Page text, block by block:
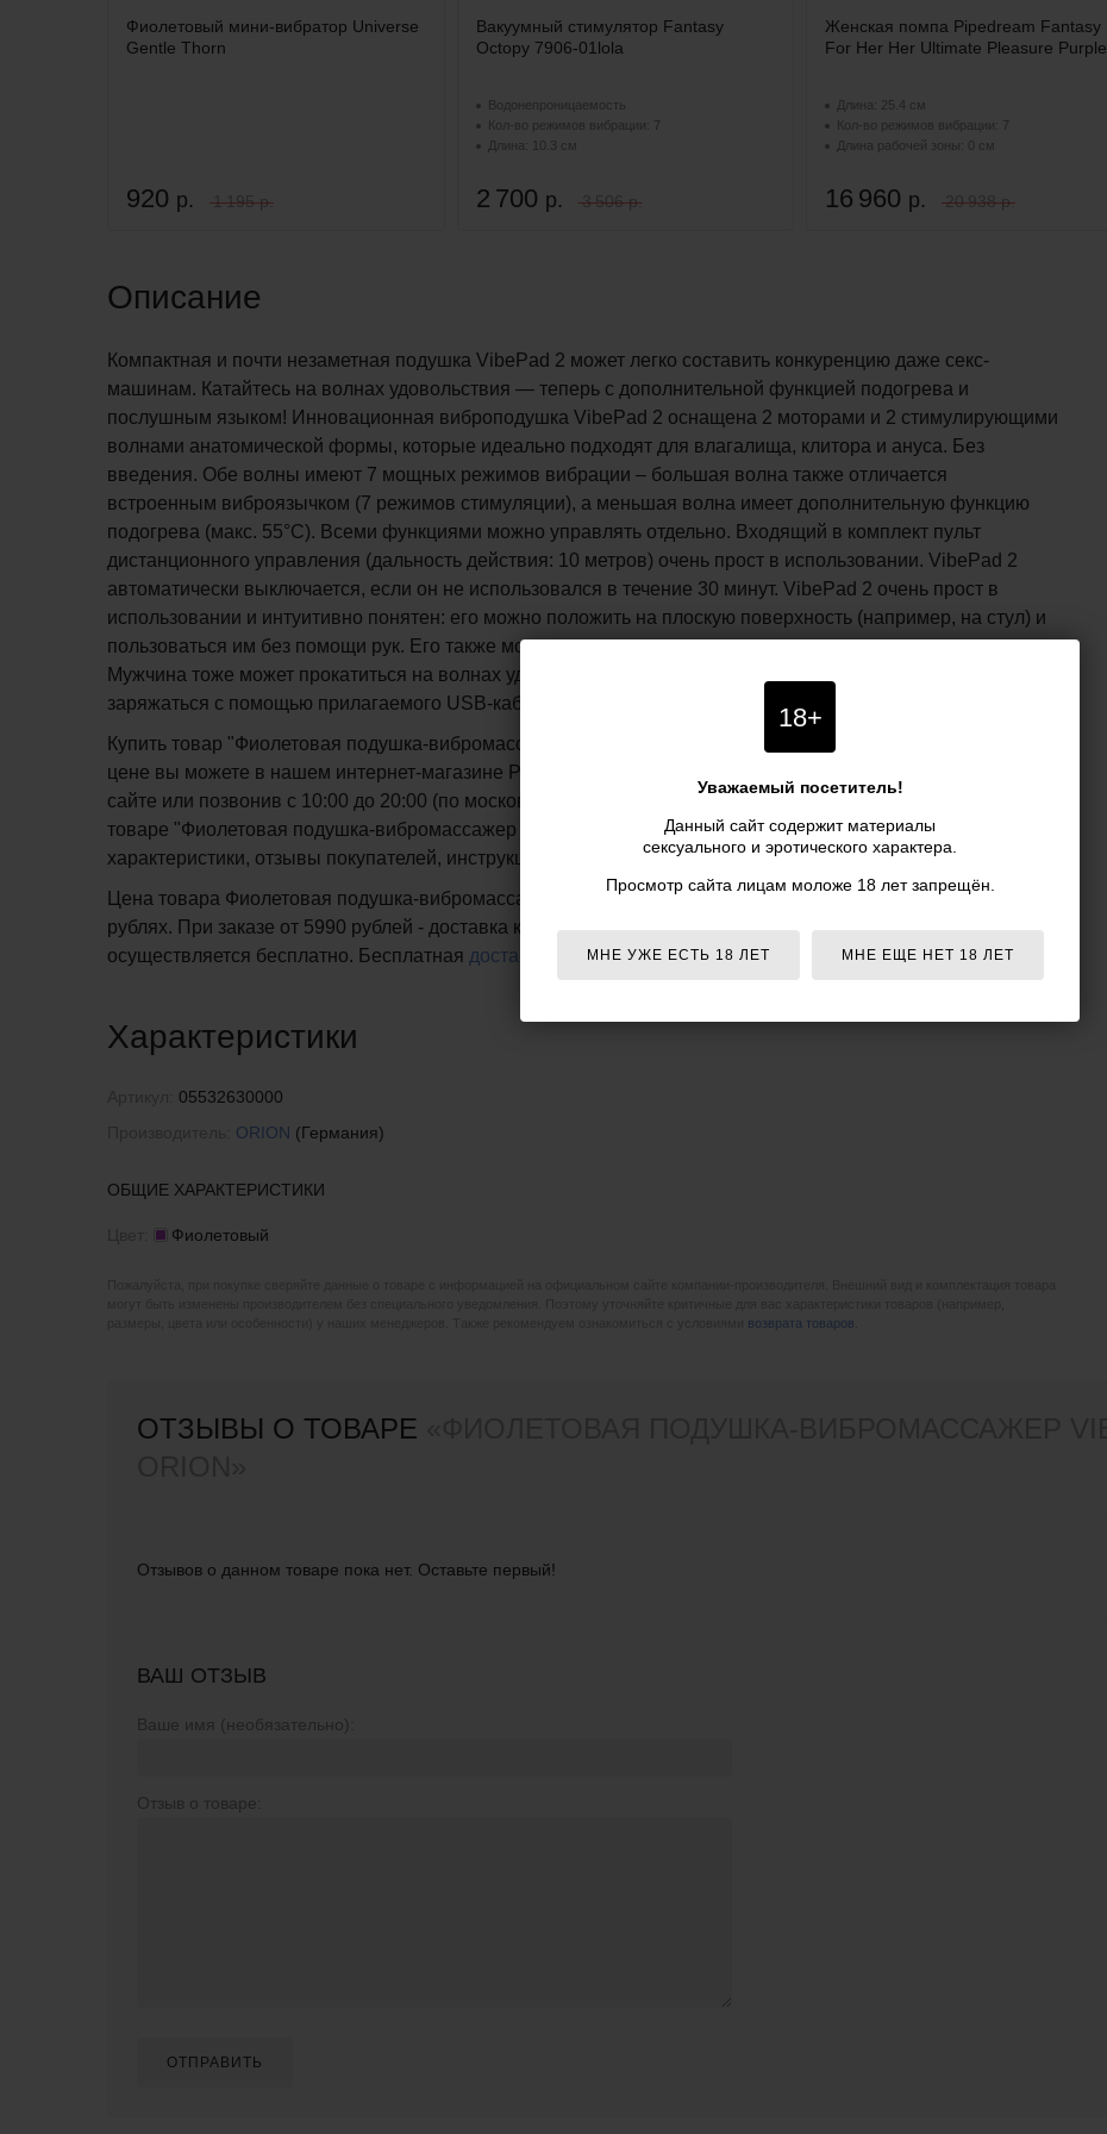
18+
Уважаемый посетитель!
Данный сайт содержит материалы
сексуального и эротического характера.
Просмотр сайта лицам моложе 18 лет запрещён.
МНЕ УЖЕ ЕСТЬ 18 ЛЕТ МНЕ ЕЩЕ НЕТ 18 ЛЕТ
Фиолетовый мини-вибратор Universe
Gentle Thorn
920 р. 1 195 р.
Вакуумный стимулятор Fantasy
Octopy 7906-01lola
Водонепроницаемость
Кол-во режимов вибрации: 7
Длина: 10.3 см
2 700 р. 3 506 р.
Женская помпа Pipedream Fantasy
For Her Her Ultimate Pleasure Purple
Длина: 25.4 см
Кол-во режимов вибрации: 7
Длина рабочей зоны: 0 см
16 960 р. 20 938 р.
Описание
Компактная и почти незаметная подушка VibePad 2 может легко составить конкуренцию даже секс-
машинам. Катайтесь на волнах удовольствия — теперь с дополнительной функцией подогрева и
послушным языком! Инновационная виброподушка VibePad 2 оснащена 2 моторами и 2 стимулирующими
волнами анатомической формы, которые идеально подходят для влагалища, клитора и ануса. Без
введения. Обе волны имеют 7 мощных режимов вибрации – большая волна также отличается
встроенным виброязычком (7 режимов стимуляции), а меньшая волна имеет дополнительную функцию
подогрева (макс. 55°C). Всеми функциями можно управлять отдельно. Входящий в комплект пульт
дистанционного управления (дальность действия: 10 метров) очень прост в использовании. VibePad 2
автоматически выключается, если он не использовался в течение 30 минут. VibePad 2 очень прост в
использовании и интуитивно понятен: его можно положить на плоскую поверхность (например, на стул) и
пользоваться им без помощи рук. Его также можно использовать для стимуляции яичек и промежности.
Мужчина тоже может прокатиться на волнах удовольствия. Эта подушка перезаряжаемая, т.е. может
заряжаться с помощью прилагаемого USB-кабеля. Размеры - 29 х 20,7 х 4,2 см.
Купить товар "Фиолетовая подушка-вибромассажер Vibepad 2, цвет фиолетовый - ORION" по выгодной
цене вы можете в нашем интернет-магазине PIPIDU.ru. Заказать товар можно круглосуточно прямо на
сайте или позвонив с 10:00 до 20:00 (по московскому времени) нашим менеджерам. Информация о
товаре "Фиолетовая подушка-вибромассажер Vibepad 2, цвет фиолетовый - ORION": описание, фото,
характеристики, отзывы покупателей, инструкция и аксессуары - представлена для ознакомления.
Цена товара Фиолетовая подушка-вибромассажер Vibepad 2, фиолетовая - ORION указана в российских
рублях. При заказе от 5990 рублей - доставка курьером по Москве и почтой по всей России
осуществляется бесплатно. Бесплатная доставка при заказеот 5 990 р.
Характеристики
05532630000
ORION (Германия)
ОБЩИЕ ХАРАКТЕРИСТИКИ
Фиолетовый
возврата товаров
ОТЗЫВЫ О ТОВАРЕ
Отзывов о данном товаре пока нет. Оставьте первый!
ВАШ ОТЗЫВ
Ваше имя (необязательно):
Отзыв о товаре:
ОТПРАВИТЬ